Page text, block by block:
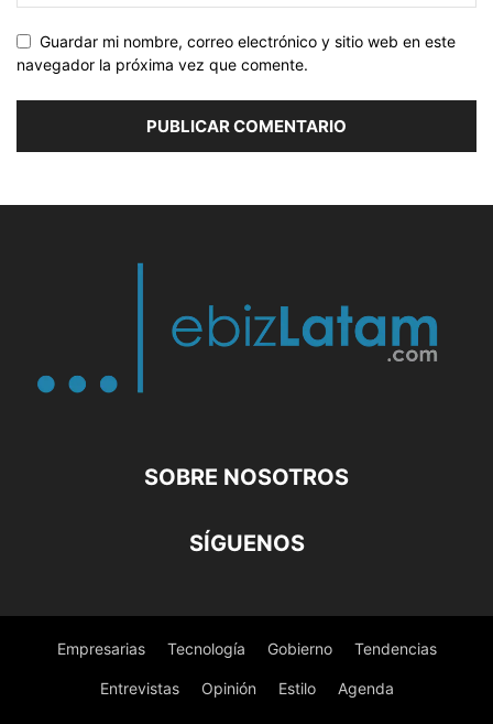
Guardar mi nombre, correo electrónico y sitio web en este
navegador la próxima vez que comente.
SOBRE NOSOTROS
SÍGUENOS
Empresarias Tecnología Gobierno Tendencias
Entrevistas Opinión Estilo Agenda